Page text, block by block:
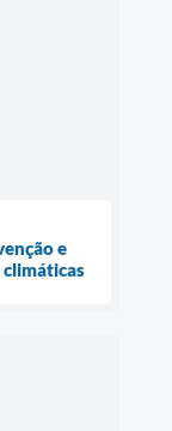
e
climáticas